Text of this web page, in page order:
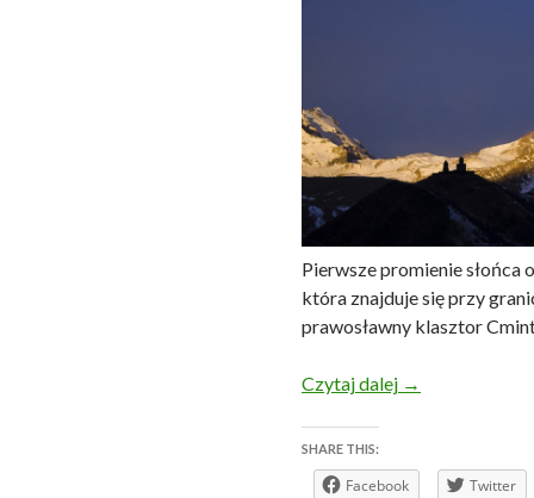
Pierwsze promienie
która znajduje się przy
prawosławny klasztor
Czytaj dalej Rok 2014 –
→
SHARE THIS:
Facebook Twitter